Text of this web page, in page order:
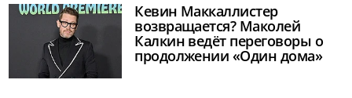
Кевин Маккаллистер
возвращается? Маколей
Калкин ведёт переговоры о
продолжении «Один дома»